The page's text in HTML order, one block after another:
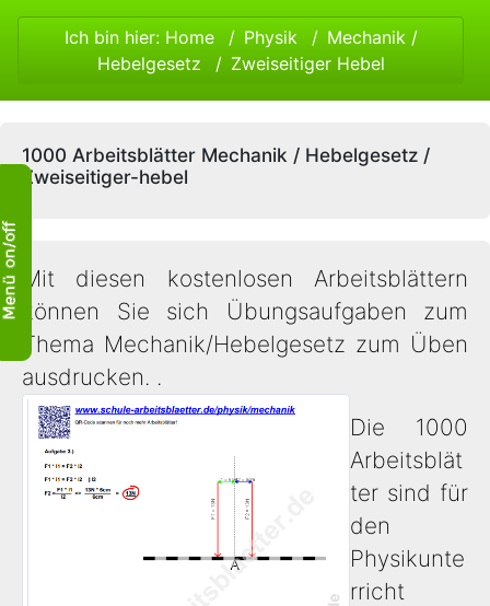
Ich bin hier: Home Physik Mechanik/
Hebelgesetz
Zweiseitiger Hebel
1000 Arbeitsblätter Mechanik / Hebelgesetz /
Zweiseitiger-hebel
Mit diesen kostenlosen Arbeitsblättern
können Sie sich Übungsaufgaben zum
Thema Mechanik/Hebelgesetz zum Üben
ausdrucken. .
Die 1000
Arbeitsblät
ter sind für
den
Physikunte
rricht